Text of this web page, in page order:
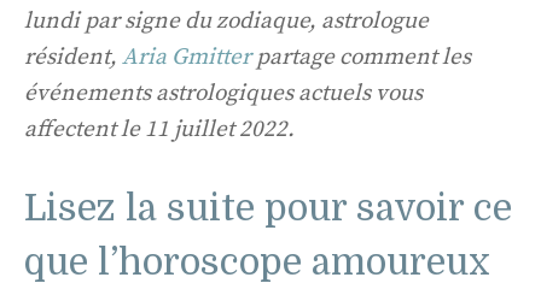
lundi par signe du zodiaque, astrologue
résident, Aria Gmitterpartage comment les
événements astrologiques actuels vous
affectent le 11 juillet 2022.
Lisez la suite pour savoir ce
que l’horoscope amoureux